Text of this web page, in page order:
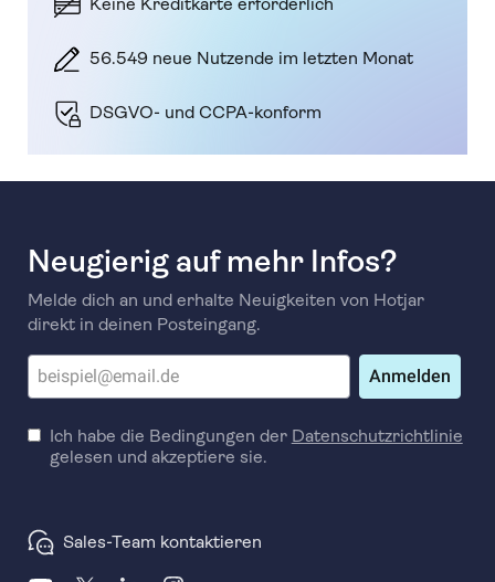
56.549 neue Nutzende im letzten Monat
DSGVO- und CCPA-konform
Neugierig auf mehr Infos?
Melde dich an und erhalte Neuigkeiten von Hotjar
direkt in deinen Posteingang.
Anmelden
Ich habe die Bedingungen der Datenschutzrichtlinie
gelesen und akzeptiere sie.
Sales-Team kontaktieren